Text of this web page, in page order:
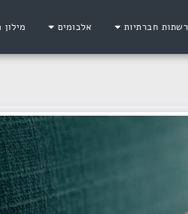
רשתות חברתיות אלבומים